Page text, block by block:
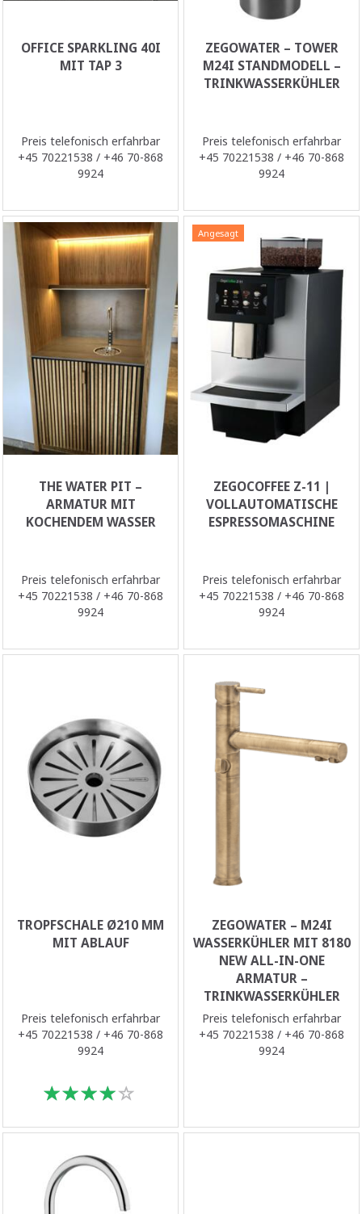
OFFICE SPARKLING 40I
MIT TAP 3
Preis telefonisch erfahrbar
+45 70221538 / +46 70-868
9924
ZEGOWATER – TOWER
M24I STANDMODELL –
TRINKWASSERKÜHLER
Preis telefonisch erfahrbar
+45 70221538 / +46 70-868
9924
THE WATER PIT –
ARMATUR MIT
KOCHENDEM WASSER
Preis telefonisch erfahrbar
+45 70221538 / +46 70-868
9924
Angesagt
ZEGOCOFFEE Z-11 |
VOLLAUTOMATISCHE
ESPRESSOMASCHINE
Preis telefonisch erfahrbar
+45 70221538 / +46 70-868
9924
TROPFSCHALE Ø210 MM
MIT ABLAUF
Preis telefonisch erfahrbar
+45 70221538 / +46 70-868
9924
ZEGOWATER – M24I
WASSERKÜHLER MIT 8180
NEW ALL-IN-ONE
ARMATUR –
TRINKWASSERKÜHLER
Preis telefonisch erfahrbar
+45 70221538 / +46 70-868
9924